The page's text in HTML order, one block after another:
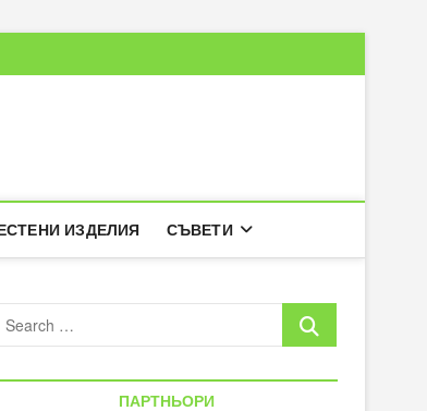
ИЗДЕЛИЯ СЪВЕТИ
Search
ПАРТНЬОРИ